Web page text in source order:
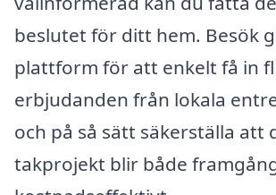
beslutet för ditt hem. Besök
plattform för att enkelt få in
erbjudanden från lokala
och på så sätt säkerställa att
takprojekt blir både